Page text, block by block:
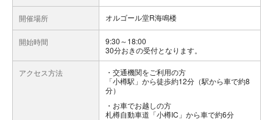
開催場所 オルゴール堂R海鳴楼
開始時間
9:30～18:00
30分おきの受付となります。
アクセス方法
交通機関をご利用の方
「小樽駅」から徒歩約12分（駅から車で約8
分）
お車でお越しの方
札樽自動車道「小樽IC」から車で約6分